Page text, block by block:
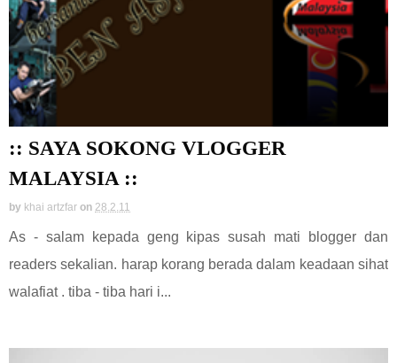
:: SAYA SOKONG VLOGGER
MALAYSIA ::
by khai artzfar on 28.2.11
As - salam kepada geng kipas susah mati blogger dan
readers sekalian. harap korang berada dalam keadaan sihat
walafiat . tiba - tiba hari i...